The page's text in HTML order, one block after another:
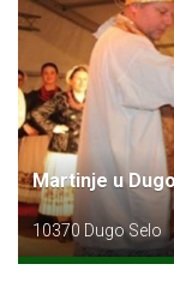
Martinje u
10370 Dugo Selo
KLET OBITELJI